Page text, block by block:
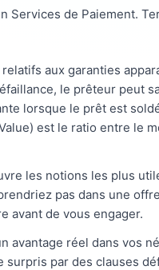
Services de Paiement.
aux garanties
le prêteur peut
lorsque le prêt est
est le ratio entre
les notions les plus
pas dans une
avant de vous engager.
avantage réel dans vos
par des clauses